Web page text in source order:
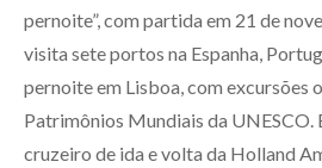
pernoite”, com partida em 21 de
visita sete portos na Espanha,
pernoite em Lisboa, com excursões
Patrimônios Mundiais da UNESCO.
cruzeiro de ida e volta da Holland